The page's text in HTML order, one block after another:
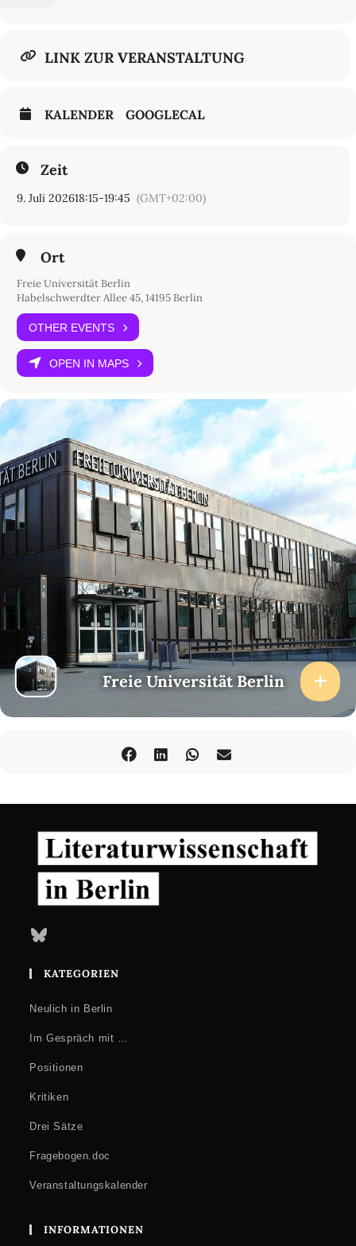
Zum
Livestream
14195 Berlin
LINK ZUR VERANSTALTUNG
KALENDER GOOGLECAL
Zeit
9. Juli 202618:15-19:45 (GMT+02:00)
Ort
Freie Universität Berlin
Habelschwerdter Allee 45, 14195 Berlin
OTHER EVENTS
OPEN IN MAPS
Freie Universität Berlin
Bluesky
KATEGORIEN
Neulich in Berlin
Im Gespräch mit …
Positionen
Kritiken
Drei Sätze
Fragebogen.doc
Veranstaltungskalender
INFORMATIONEN